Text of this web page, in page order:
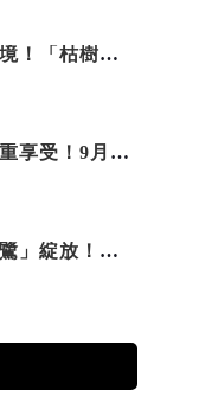
虎頭埤森林秘境！「枯樹籬步道」生態復育有成 走進大自然生命教室
一趟旅程、雙重享受！9月住宿合歡山 順遊奧萬大10元優惠入園
稀有「飛天白鷺」綻放！神戶六甲高山植物園「鷺草」珍貴現身